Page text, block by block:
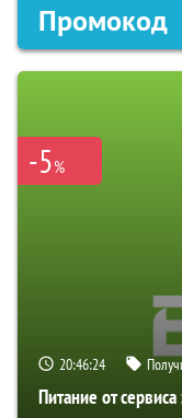
Промокод
-5%
20:46:23
Питание от